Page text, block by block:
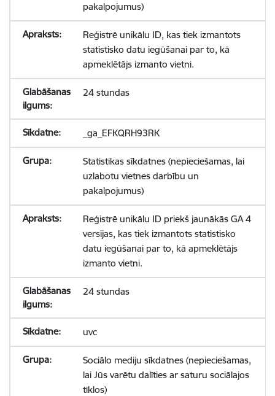
pakalpojumus)
Reģistrē unikālu ID, kas tiek izmantots
statistisko datu iegūšanai par to, kā
apmeklētājs izmanto vietni.
24 stundas
_ga_EFKQRH93RK
Statistikas sīkdatnes (nepieciešamas, lai
uzlabotu vietnes darbību un
pakalpojumus)
Reģistrē unikālu ID priekš jaunākās GA 4
versijas, kas tiek izmantots statistisko
datu iegūšanai par to, kā apmeklētājs
izmanto vietni.
24 stundas
uvc
Sociālo mediju sīkdatnes (nepieciešamas,
lai Jūs varētu dalīties ar saturu sociālajos
tīklos)